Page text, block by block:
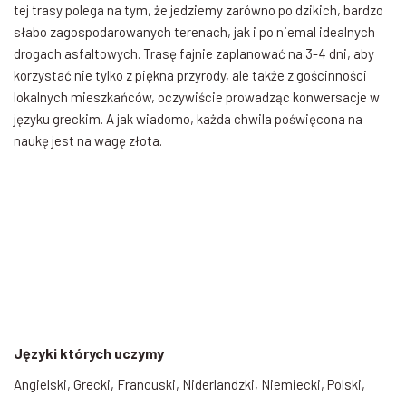
tej trasy polega na tym, że jedziemy zarówno po dzikich, bardzo
słabo zagospodarowanych terenach, jak i po niemal idealnych
drogach asfaltowych. Trasę fajnie zaplanować na 3-4 dni, aby
korzystać nie tylko z piękna przyrody, ale także z gościnności
lokalnych mieszkańców, oczywiście prowadząc konwersacje w
języku greckim. A jak wiadomo, każda chwila poświęcona na
naukę jest na wagę złota.
Języki których uczymy
Angielski, Grecki, Francuski, Niderlandzki, Niemiecki, Polski,